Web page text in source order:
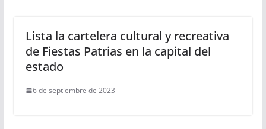
Lista la cartelera cultural y recreativa
de Fiestas Patrias en la capital del
estado
6 de septiembre de 2023